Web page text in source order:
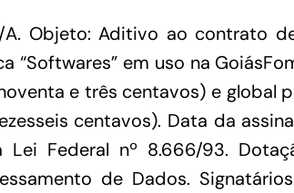
A. Objeto: Aditivo ao contrato
em uso na
e três centavos) e global
centavos). Data da
Lei Federal nº 8.666/93.
de Dados.